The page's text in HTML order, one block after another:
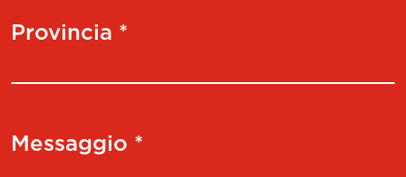
Provincia *
Messaggio *